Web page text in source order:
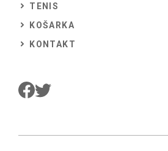
TENIS
KOŠARKA
KONTAKT